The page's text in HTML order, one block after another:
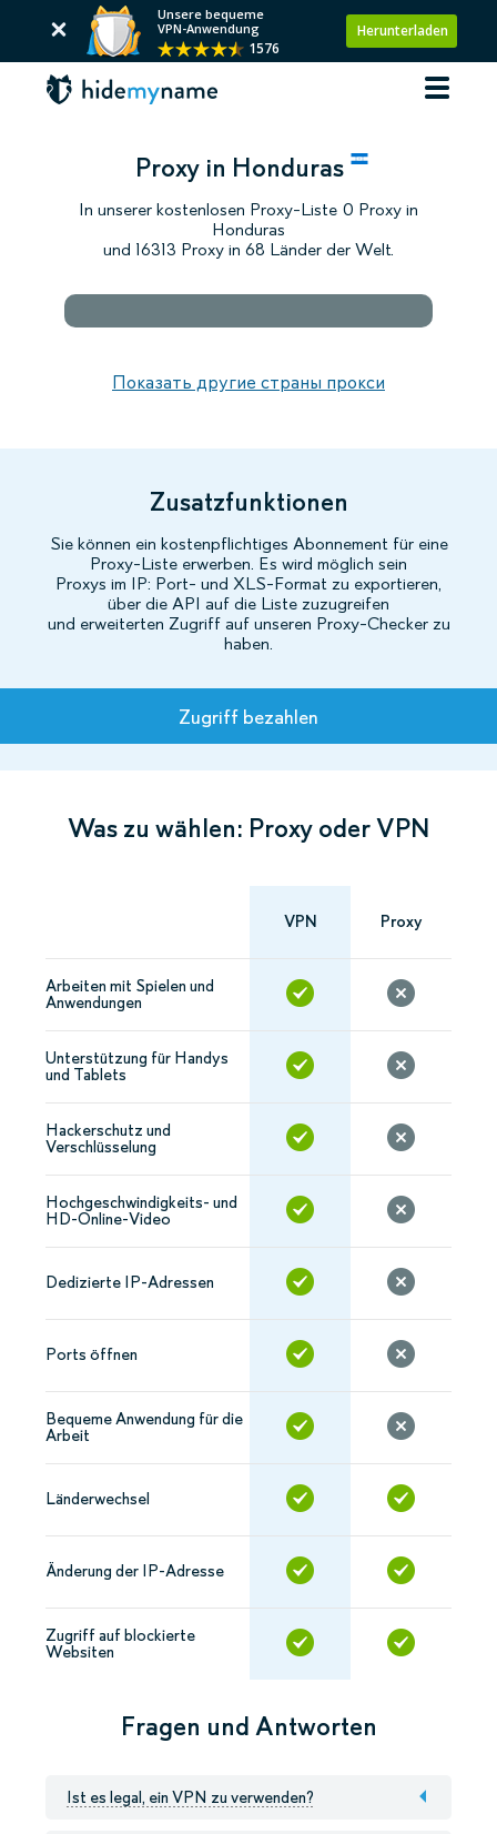
Unsere bequeme
VPN-Anwendung
1576
Herunterladen
Proxy in Honduras
In unserer kostenlosen Proxy-Liste 0 Proxy in
Honduras
und 16313 Proxy in 68 Länder der Welt.
Показать другие страны прокси
Zusatzfunktionen
Sie können ein kostenpflichtiges Abonnement für eine
Proxy-Liste erwerben. Es wird möglich sein
Proxys im IP: Port- und XLS-Format zu exportieren,
über die API auf die Liste zuzugreifen
und erweiterten Zugriff auf unseren Proxy-Checker zu
haben.
Tarife
Was zu wählen: Proxy oder VPN
VPN Proxy
Arbeiten mit Spielen und
Anwendungen
Unterstützung für Handys
und Tablets
Hackerschutz und
Verschlüsselung
Hochgeschwindigkeits- und
HD-Online-Video
Dedizierte IP-Adressen
Ports öffnen
Bequeme Anwendung für die
Arbeit
Länderwechsel
Änderung der IP-Adresse
Zugriff auf blockierte
Websiten
Fragen und Antworten
Ist es legal, ein VPN zu verwenden?
Zugriff bezahlen